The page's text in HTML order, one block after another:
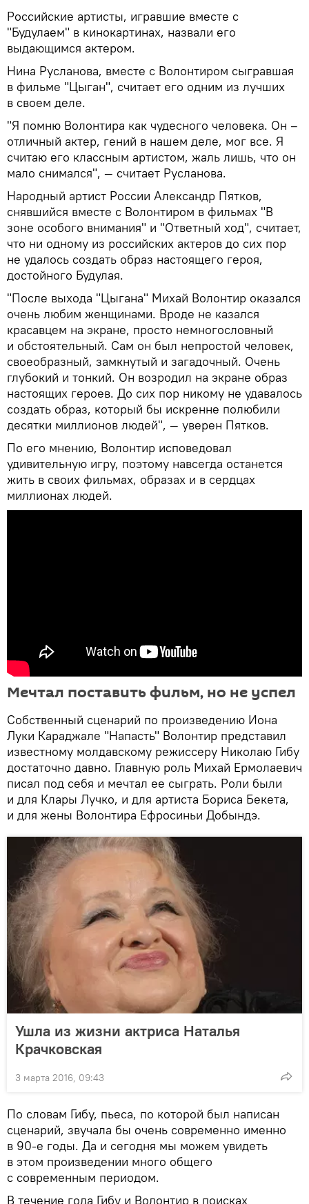
Российские артисты, игравшие вместе с
"Будулаем" в кинокартинах, назвали его
выдающимся актером.
Нина Русланова, вместе с Волонтиром сыгравшая
в фильме "Цыган", считает его одним из лучших
в своем деле.
"Я помню Волонтира как чудесного человека. Он –
отличный актер, гений в нашем деле, мог все. Я
считаю его классным артистом, жаль лишь, что он
мало снимался", — считает Русланова.
Народный артист России Александр Пятков,
снявшийся вместе с Волонтиром в фильмах "В
зоне особого внимания" и "Ответный ход", считает,
что ни одному из российских актеров до сих пор
не удалось создать образ настоящего героя,
достойного Будулая.
"После выхода "Цыгана" Михай Волонтир оказался
очень любим женщинами. Вроде не казался
красавцем на экране, просто немногословный
и обстоятельный. Сам он был непростой человек,
своеобразный, замкнутый и загадочный. Очень
глубокий и тонкий. Он возродил на экране образ
настоящих героев. До сих пор никому не удавалось
создать образ, который бы искренне полюбили
десятки миллионов людей", — уверен Пятков.
По его мнению, Волонтир исповедовал
удивительную игру, поэтому навсегда останется
жить в своих фильмах, образах и в сердцах
миллионах людей.
Мечтал поставить фильм, но не успел
Собственный сценарий по произведению Иона
Луки Караджале "Напасть" Волонтир представил
известному молдавскому режиссеру Николаю Гибу
достаточно давно. Главную роль Михай Ермолаевич
писал под себя и мечтал ее сыграть. Роли были
и для Клары Лучко, и для артиста Бориса Бекета,
и для жены Волонтира Ефросиньи Добындэ.
Ушла из жизни актриса Наталья
Крачковская
3 марта 2016, 09:43
По словам Гибу, пьеса, по которой был написан
сценарий, звучала бы очень современно именно
в 90-е годы. Да и сегодня мы можем увидеть
в этом произведении много общего
с современным периодом.
В течение года Гибу и Волонтир в поисках